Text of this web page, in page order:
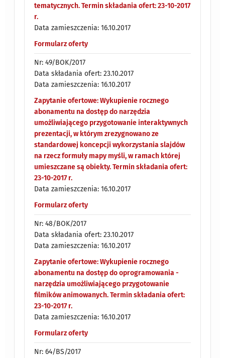
tematycznych. Termin składania ofert: 23-10-2017
r.
Data zamieszczenia: 16.10.2017
Formularz oferty
Nr: 49/BOK/2017
Data składania ofert: 23.10.2017
Data zamieszczenia: 16.10.2017
Zapytanie ofertowe: Wykupienie rocznego
abonamentu na dostęp do narzędzia
umożliwiającego przygotowanie interaktywnych
prezentacji, w którym zrezygnowano ze
standardowej koncepcji wykorzystania slajdów
na rzecz formuły mapy myśli, w ramach której
umieszczane są obiekty. Termin składania ofert:
23-10-2017 r.
Data zamieszczenia: 16.10.2017
Formularz oferty
Nr: 48/BOK/2017
Data składania ofert: 23.10.2017
Data zamieszczenia: 16.10.2017
Zapytanie ofertowe: Wykupienie rocznego
abonamentu na dostęp do oprogramowania -
narzędzia umożliwiającego przygotowanie
filmików animowanych. Termin składania ofert:
23-10-2017 r.
Data zamieszczenia: 16.10.2017
Formularz oferty
Nr: 64/BS/2017